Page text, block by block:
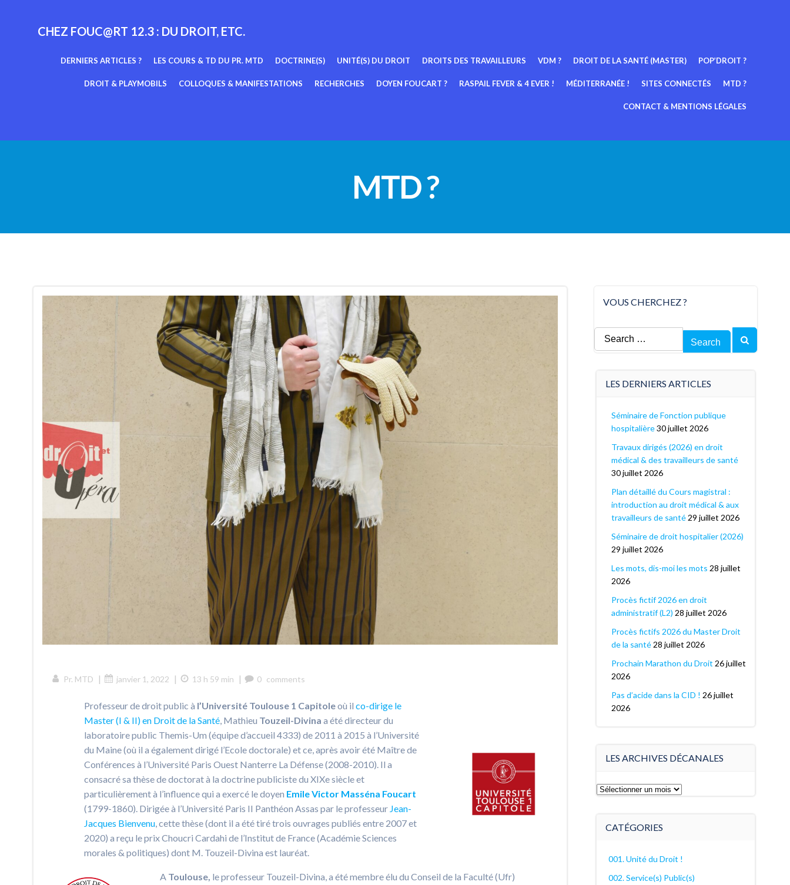
CHEZ FOUC@RT 12.3 : DU DROIT, ETC.
DERNIERS ARTICLES ? LES COURS & TD DU PR. MTD DOCTRINE(S) UNITÉ(S) DU DROIT DROITS DES TRAVAILLEURS VDM ? DROIT DE LA SANTÉ (MASTER) POP’DROIT ?
DROIT & PLAYMOBILS COLLOQUES & MANIFESTATIONS RECHERCHES DOYEN FOUCART ? RASPAIL FEVER & 4 EVER ! MÉDITERRANÉE ! SITES CONNECTÉS MTD ?
CONTACT & MENTIONS LÉGALES
MTD ?
Pr. MTD | janvier 1, 2022 | 13 h 59 min | 0 comments
Professeur de droit public à l’Université Toulouse 1 Capitoleoù il co-dirige le
Master (I & II) en Droit de la Santé, Mathieu Touzeil-Divina a été directeur du
laboratoire public Themis-Um (équipe d’accueil 4333) de 2011 à 2015 à l’Université
du Maine (où il a également dirigé l’Ecole doctorale) et ce, après avoir été Maître de
Conférences à l’Université Paris Ouest Nanterre La Défense (2008-2010). Il a
consacré sa thèse de doctorat à la doctrine publiciste du XIXe siècle et
particulièrement à l’influence qui a exercé le doyen Emile Victor Masséna Foucart
(1799-1860). Dirigée à l’Université Paris II Panthéon Assas par le professeur Jean-
Jacques Bienvenu, cette thèse (dont il a été tiré trois ouvrages publiés entre 2007 et
2020) a reçu le prix Choucri Cardahi de l’Institut de France (Académie Sciences
morales & politiques) dont M. Touzeil-Divina est lauréat.
A Toulouse, le professeur Touzeil-Divina, a été membre élu du Conseil de la Faculté (Ufr)
VOUS CHERCHEZ ?
Search
for:
LES DERNIERS ARTICLES
Séminaire de Fonction publique
hospitalière 30 juillet 2026
Travaux dirigés (2026) en droit
médical & des travailleurs de santé
30 juillet 2026
Plan détaillé du Cours magistral :
introduction au droit médical & aux
travailleurs de santé 29 juillet 2026
Séminaire de droit hospitalier (2026)
29 juillet 2026
Les mots, dis-moi les mots 28 juillet
2026
Procès fictif 2026 en droit
administratif (L2) 28 juillet 2026
Procès fictifs 2026 du Master Droit
de la santé 28 juillet 2026
Prochain Marathon du Droit 26 juillet
2026
Pas d’acide dans la CID ! 26 juillet
2026
LES ARCHIVES DÉCANALES
Les
CATÉGORIES
001. Unité du Droit !
002. Service(s) Public(s)